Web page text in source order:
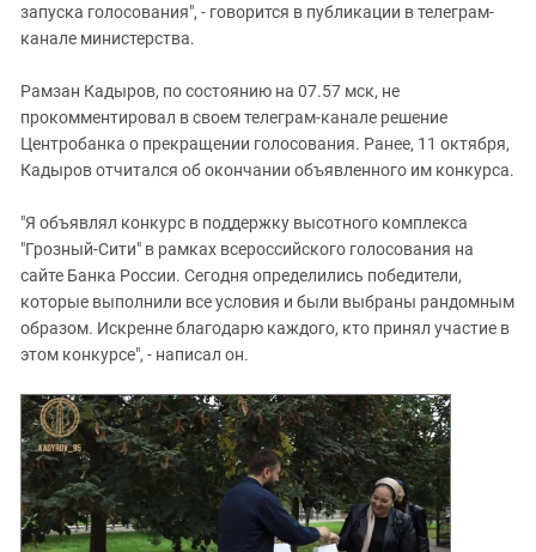
запуска голосования", - говорится в публикации в телеграм-
канале министерства.
Рамзан Кадыров, по состоянию на 07.57 мск, не
прокомментировал в своем телеграм-канале решение
Центробанка о прекращении голосования. Ранее, 11 октября,
Кадыров отчитался об окончании объявленного им конкурса.
"Я объявлял конкурс в поддержку высотного комплекса
"Грозный-Сити" в рамках всероссийского голосования на
сайте Банка России. Сегодня определились победители,
которые выполнили все условия и были выбраны рандомным
образом. Искренне благодарю каждого, кто принял участие в
этом конкурсе", - написал он.